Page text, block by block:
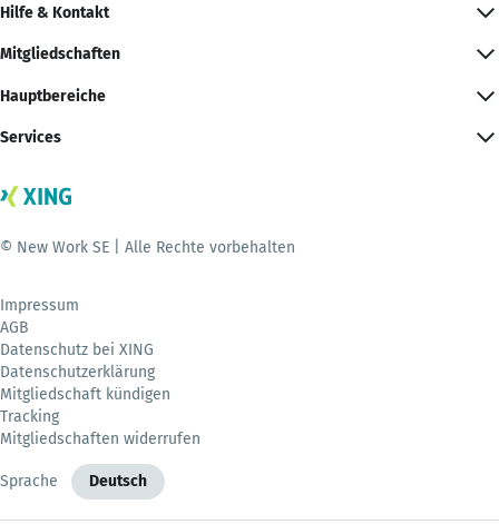
Hilfe & Kontakt
Mitgliedschaften
Hauptbereiche
Services
© New Work SE | Alle Rechte vorbehalten
Impressum
AGB
Datenschutz bei XING
Datenschutzerklärung
Mitgliedschaft kündigen
Tracking
Mitgliedschaften widerrufen
Sprache Deutsch